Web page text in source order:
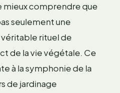
comprendre que
seulement une
rituel de
de la vie végétale. Ce
à la symphonie de la
de jardinage